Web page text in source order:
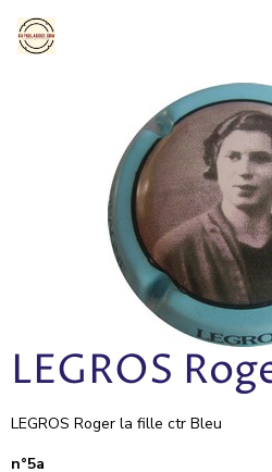
LEGROS
LEGROS Roger la fille ctr Bleu
n°5a